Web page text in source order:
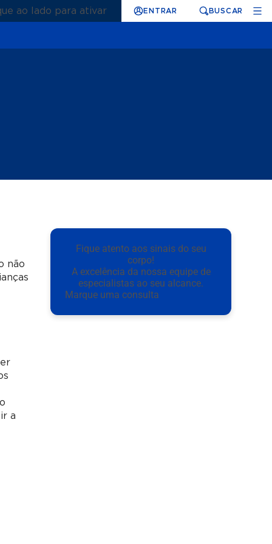
ao lado para ativar ENTRAR BUSCAR
não
a
Fique atento aos sinais do seu
corpo!
A excelência da nossa equipe de
especialistas ao seu alcance.
Marque uma consulta